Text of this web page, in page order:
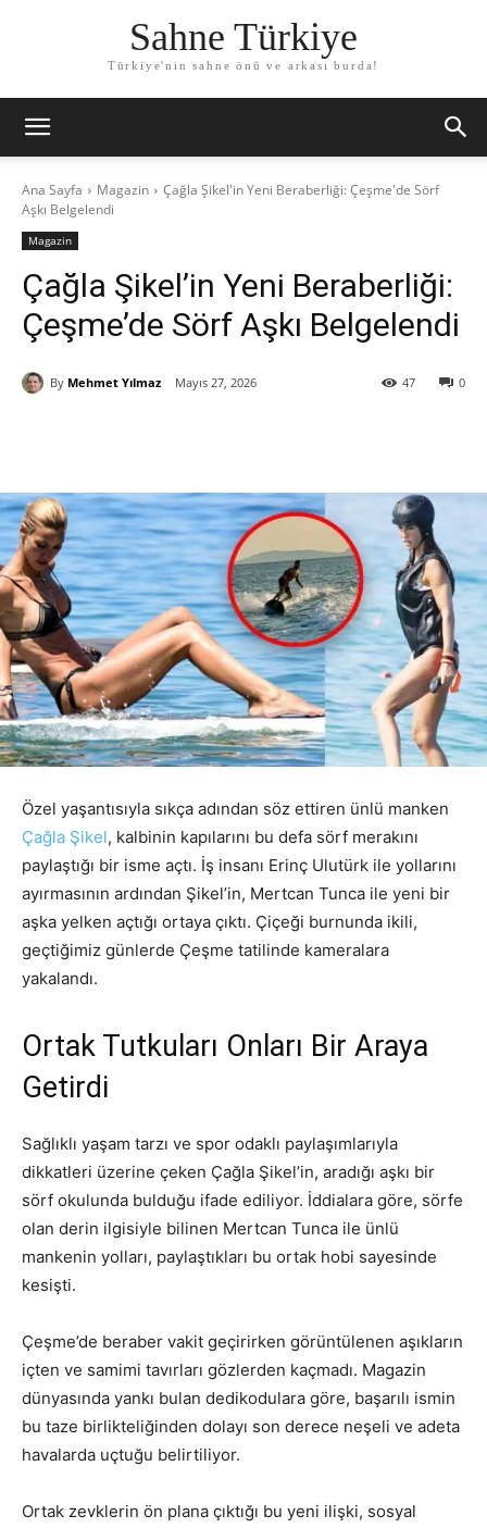
Sahne Türkiye
Türkiye'nin sahne önü ve arkası burda!
Ana Sayfa Magazin
Çağla Şikel'in Yeni Beraberliği: Çeşme'de Sörf
Aşkı Belgelendi
Magazin
Çağla Şikel’in Yeni Beraberliği:
Çeşme’de Sörf Aşkı Belgelendi
By Mehmet Yılmaz Mayıs 27, 2026 0
47
Özel yaşantısıyla sıkça adından söz ettiren ünlü manken
Çağla Şikel, kalbinin kapılarını bu defa sörf merakını
paylaştığı bir isme açtı. İş insanı Erinç Ulutürk ile yollarını
ayırmasının ardından Şikel’in, Mertcan Tunca ile yeni bir
aşka yelken açtığı ortaya çıktı. Çiçeği burnunda ikili,
geçtiğimiz günlerde Çeşme tatilinde kameralara
yakalandı.
Ortak Tutkuları Onları Bir Araya
Getirdi
Sağlıklı yaşam tarzı ve spor odaklı paylaşımlarıyla
dikkatleri üzerine çeken Çağla Şikel’in, aradığı aşkı bir
sörf okulunda bulduğu ifade ediliyor. İddialara göre, sörfe
olan derin ilgisiyle bilinen Mertcan Tunca ile ünlü
mankenin yolları, paylaştıkları bu ortak hobi sayesinde
kesişti.
Çeşme’de beraber vakit geçirirken görüntülenen aşıkların
içten ve samimi tavırları gözlerden kaçmadı. Magazin
dünyasında yankı bulan dedikodulara göre, başarılı ismin
bu taze birlikteliğinden dolayı son derece neşeli ve adeta
havalarda uçtuğu belirtiliyor.
Ortak zevklerin ön plana çıktığı bu yeni ilişki, sosyal